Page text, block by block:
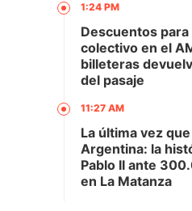
1:24 PM
Descuentos
colectivo en el
billeteras
del pasaje
11:27 AM
La última vez
Argentina: la
Pablo II ante
en La Matanza